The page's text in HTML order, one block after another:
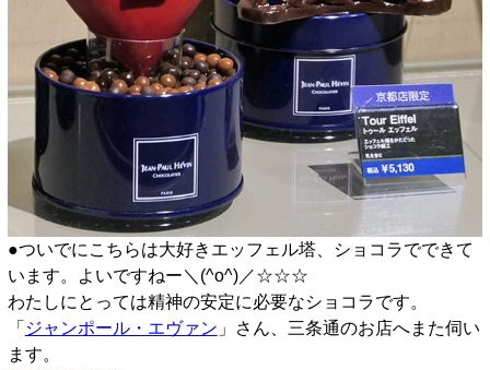
●ついでにこちらは大好きエッフェル塔、ショコラでできて
います。よいですねー＼(^o^)／☆☆☆
わたしにとっては精神の安定に必要なショコラです。
「 ジャンポール・エヴァン 」さん、三条通のお店へまた伺い
ます。